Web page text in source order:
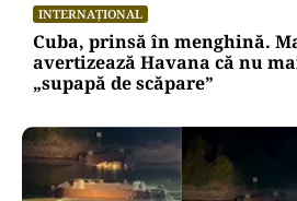
INTERNAȚIONAL
Cuba, prinsă în menghină.
avertizează Havana că nu
„supapă de scăpare”